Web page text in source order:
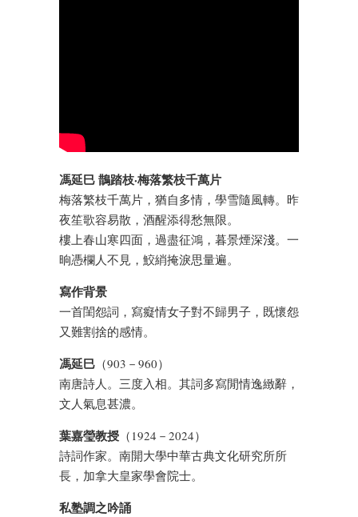
馮延巳 鵲踏枝·梅落繁枝千萬片
梅落繁枝千萬片，猶自多情，學雪隨風轉。昨
夜笙歌容易散，酒醒添得愁無限。
樓上春山寒四面，過盡征鴻，暮景煙深淺。一
晌憑欄人不見，鮫綃掩淚思量遍。
寫作背景
一首閨怨詞，寫癡情女子對不歸男子，既懷怨
又難割捨的感情。
馮延巳 （903－960）
南唐詩人。三度入相。其詞多寫閒情逸緻辭，
文人氣息甚濃。
葉嘉瑩教授 （1924－2024）
詩詞作家。南開大學中華古典文化研究所所
長，加拿大皇家學會院士。
私塾調之吟誦